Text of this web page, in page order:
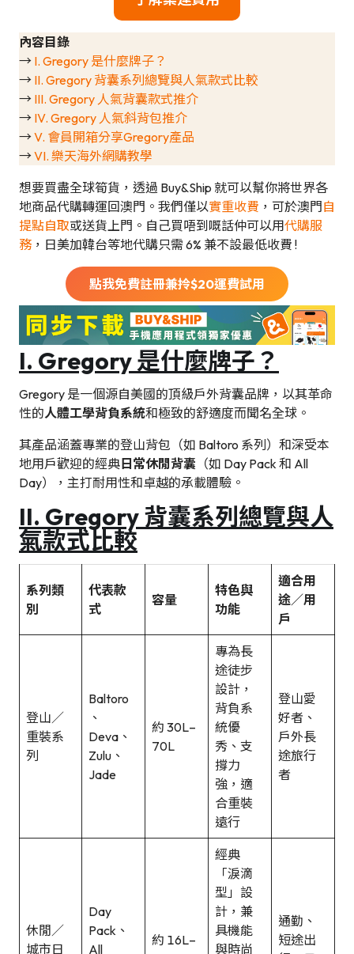
內容目錄
→ I. Gregory 是什麼牌子？
→ II. Gregory 背囊系列總覽與人氣款式比較
→ III. Gregory 人氣背囊款式推介
→ IV. Gregory 人氣斜背包推介
→V. 會員開箱分享Gregory產品
→VI. 樂天海外網購教學
想要買盡全球筍貨，透過 Buy&Ship 就可以幫你將世界各
地商品代購轉運回澳門。我們僅以實重收費 ，可於澳門自
提點自取或送貨上門。自己買唔到嘅話仲可以用代購服
務 ，日美加韓台等地代購只需 6% 兼不設最低收費 !
點我免費註冊兼拎$20運費試用
I. Gregory 是什麼牌子？
Gregory 是一個源自美國的頂級戶外背囊品牌，以其革命
性的人體工學背負系統和極致的舒適度而聞名全球。
其產品涵蓋專業的登山背包（如 Baltoro 系列）和深受本
地用戶歡迎的經典日常休閒背囊 （如 Day Pack 和 All
Day），主打耐用性和卓越的承載體驗。
II. Gregory 背囊系列總覽與人
氣款式比較
系列類
別
代表款
式
容量
特色與
功能
適合用
途／用
戶
登山／
重裝系
列
Baltoro
、
Deva、
Zulu、
Jade
約 30L–
70L
專為長
途徒步
設計，
背負系
統優
秀、支
撐力
強，適
合重裝
遠行
登山愛
好者、
戶外長
途旅行
者
休閒／
城市日
Day
Pack、
All
約 16L–
經典
「淚滴
型」設
計，兼
具機能
與時尚
通勤、
短途出